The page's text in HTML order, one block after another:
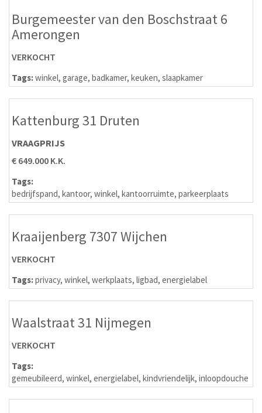
Burgemeester van den Boschstraat 6
Amerongen
VERKOCHT
Tags:winkel, garage, badkamer, keuken, slaapkamer
Kattenburg 31 Druten
VRAAGPRIJS
€ 649.000 K.K.
Tags:
bedrijfspand, kantoor, winkel, kantoorruimte, parkeerplaats
Kraaijenberg 7307 Wijchen
VERKOCHT
Tags:privacy, winkel, werkplaats, ligbad, energielabel
Waalstraat 31 Nijmegen
VERKOCHT
Tags:
gemeubileerd, winkel, energielabel, kindvriendelijk, inloopdouche